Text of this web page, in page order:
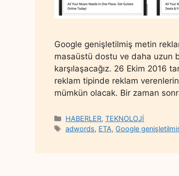
Google genişletilmiş metin
masaüstü dostu ve daha uzun
karşılaşacağız. 26 Ekim 2016
reklam tipinde reklam
mümkün olacak. Bir zaman
Categories
HABERLER,TEKNOLOJİ
Tags
adwords, ETA, Google